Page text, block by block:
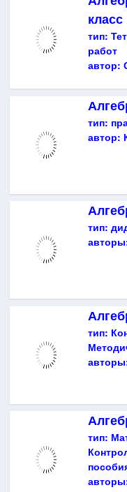
класс
тип:
работ
автор:
тип:
автор:
тип:
тип:
тип: